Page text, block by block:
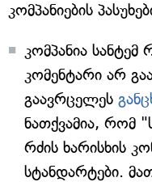
კომპანიების
კომპანია
კომენტარი არ
გაავრცელეს
ნათქვამია, რომ
რძის ხარისხის
სტანდარტები.